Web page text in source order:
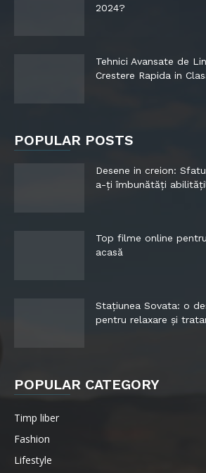
2024?
Tehnici Avansate de
Crestere Rapida in
POPULAR POSTS
Desene in creion:
a-ți îmbunătăți
Top filme online
acasă
Stațiunea Sovata: o
pentru relaxare și
POPULAR CATEGORY
Timp liber
Fashion
Lifestyle